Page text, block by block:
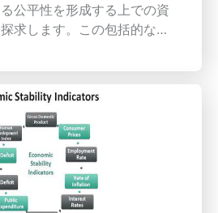
公平性を形成する上での資
求します。この包括的な文
が説明責任の測定に与える
ム基準が学生の成果に与え
任教師のトレーニングと継
重要性を理解します。社会
な不平等が影響を与える教
題を深く掘り下げ、より公
するための潜在的な解決策
者、政策立案者、業界専門